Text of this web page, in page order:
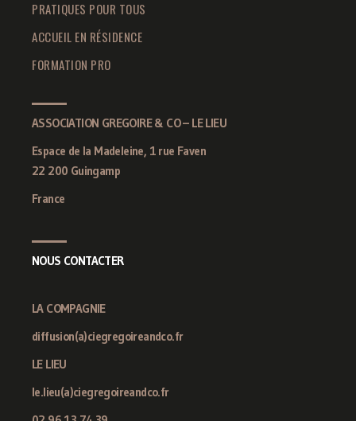
PRATIQUES POUR TOUS
ACCUEIL EN RÉSIDENCE
FORMATION PRO
ASSOCIATION GREGOIRE & CO – LE LIEU
Espace de la Madeleine, 1 rue Faven
22 200 Guingamp
France
NOUS CONTACTER
LA COMPAGNIE
diffusion(a)ciegregoireandco.fr
LE LIEU
le.lieu(a)ciegregoireandco.fr